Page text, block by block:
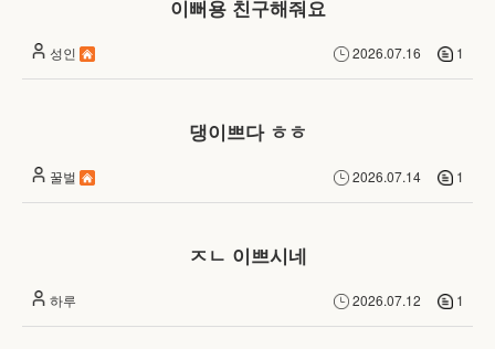
팅
비
입
다.
이뻐용 친구해줘요
성인 2026.07.16 1
댕이쁘다 ㅎㅎ
꿀벌 2026.07.14 1
ㅈㄴ 이쁘시네
하루 2026.07.12 1